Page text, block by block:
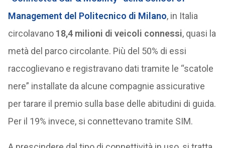
Management del Politecnico di Milano, in Italia
circolavano 18,4 milioni di veicoli connessi, quasi la
metà del parco circolante. Più del 50% di essi
raccoglievano e registravano dati tramite le “scatole
nere” installate da alcune compagnie assicurative
per tarare il premio sulla base delle abitudini di guida.
Per il 19% invece, si connettevano tramite SIM.